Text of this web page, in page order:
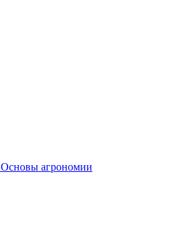
Основы агрономии